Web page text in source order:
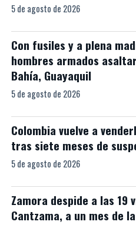
5 de agosto de 2026
Con fusiles y a plena
hombres armados
Bahía, Guayaquil
5 de agosto de 2026
Colombia vuelve a
tras siete meses de
5 de agosto de 2026
Zamora despide a las 19
Cantzama, a un mes de